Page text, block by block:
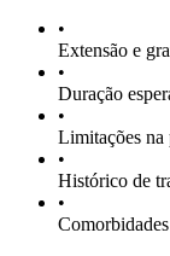
•
Extensão e
•
Duração
•
Limitações na
•
Histórico de
•